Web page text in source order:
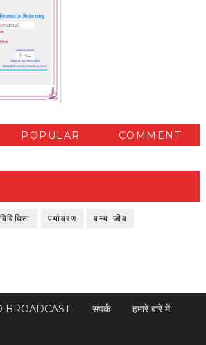
POPULAR COMMENT
पर्यावरण वन्य-जीव
BROADCAST संपर्क
हमारे बारे में